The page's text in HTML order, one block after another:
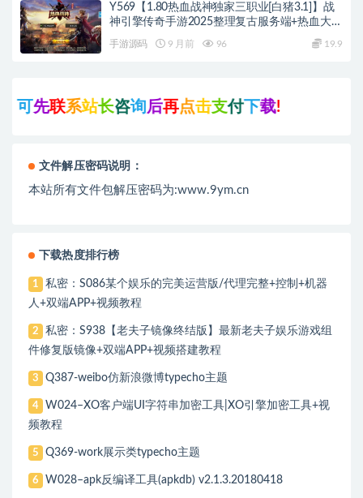
Y569【1.80热血战神独家三职业[白猪3.1]】战
神引擎传奇手游2025整理复古服务端+热血大陆
手游源码 9 月前 96 19.9
联系站长咨询后再点击支付下载!
文件解压密码说明：
本站所有文件包解压密码为:www.9ym.cn
下载热度排行榜
1
私密：S086某个娱乐的完美运营版/代理完整+控制+机器
人+双端APP+视频教程
2
私密：S938【老夫子镜像终结版】最新老夫子娱乐游戏组
件修复版镜像+双端APP+视频搭建教程
3 Q387-weibo仿新浪微博typecho主题
4
W024–XO客户端UI字符串加密工具|XO引擎加密工具+视
频教程
5 Q369-work展示类typecho主题
6 W028–apk反编译工具(apkdb) v2.1.3.20180418